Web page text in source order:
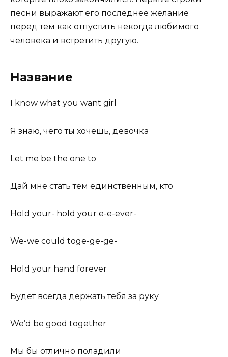
песни выражают его последнее желание
перед тем как отпустить некогда любимого
человека и встретить другую.
Название
I know what you want girl
Я знаю, чего ты хочешь, девочка
Let me be the one to
Дай мне стать тем единственным, кто
Hold your- hold your e-e-ever-
We-we could toge-ge-ge-
Hold your hand forever
Будет всегда держать тебя за руку
We’d be good together
Мы бы отлично поладили